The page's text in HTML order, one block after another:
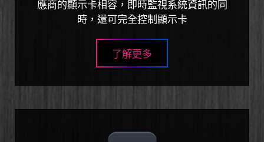
應商的顯示卡相容，即時監視系統資訊的同
時，還可完全控制顯示卡
了解更多